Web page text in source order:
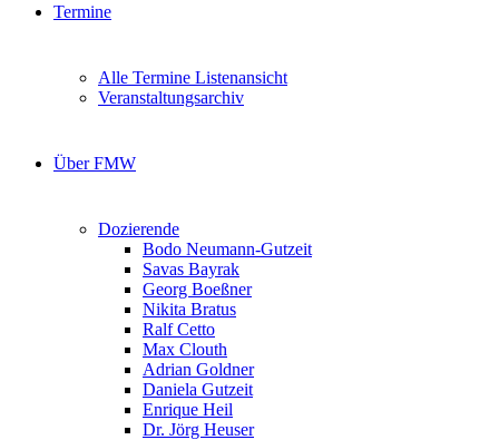
Termine
Alle Termine Listenansicht
Veranstaltungsarchiv
Über FMW
Dozierende
Bodo Neumann-Gutzeit
Savas Bayrak
Georg Boeßner
Nikita Bratus
Ralf Cetto
Max Clouth
Adrian Goldner
Daniela Gutzeit
Enrique Heil
Dr. Jörg Heuser